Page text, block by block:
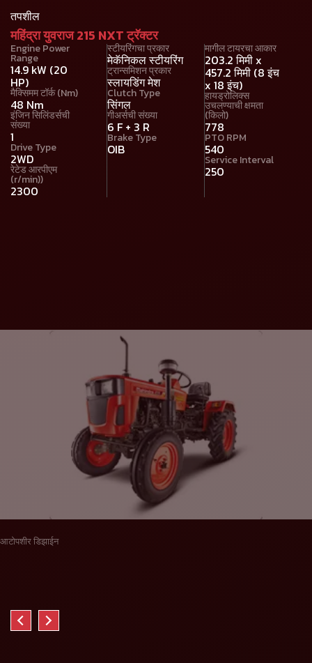
तपशील
महिंद्रा युवराज 215 NXT ट्रॅक्टर
Engine Power
Range
14.9 kW (20
HP)
मैक्सिमम टॉर्क (Nm)
48 Nm
इंजिन सिलिंडर्सची
संख्या
1
Drive Type
2WD
रेटेड आरपीएम
(r/min))
2300
स्टीयरिंगचा प्रकार
मेकॅनिकल स्टीयरिंग
ट्रान्समिशन प्रकार
स्लायडिंग मेश
Clutch Type
सिंगल
गीअर्सची संख्या
6 F + 3 R
Brake Type
OIB
मागील टायरचा आकार
203.2 मिमी x
457.2 मिमी (8 इंच
x 18 इंच)
हायड्रोलिक्स
उचलण्याची क्षमता
(किलो)
778
PTO RPM
540
Service Interval
250
आटोपशीर डिझाईन